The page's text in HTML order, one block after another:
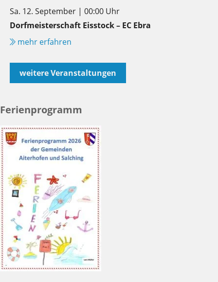
Sa. 12. September | 00:00 Uhr
Dorfmeisterschaft Eisstock – EC Ebra
mehr erfahren
weitere Veranstaltungen
Ferienprogramm